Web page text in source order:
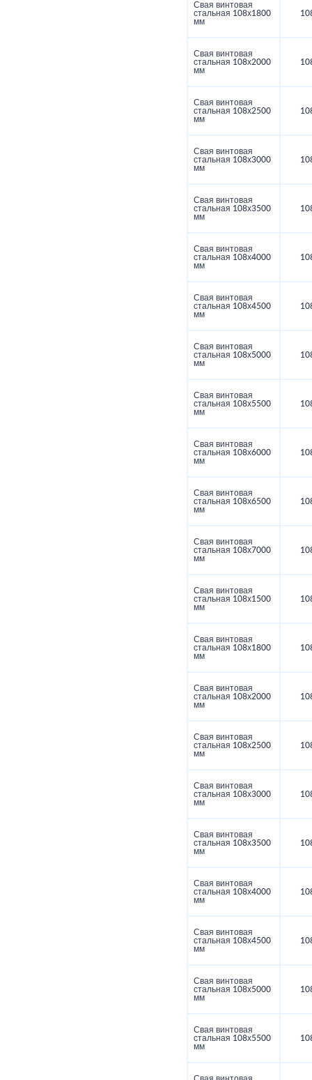
Свая винтовая
стальная 108х1800
мм
Свая винтовая
стальная 108х2000
мм
Свая винтовая
стальная 108х2500
мм
Свая винтовая
стальная 108х3000
мм
Свая винтовая
стальная 108х3500
мм
Свая винтовая
стальная 108х4000
мм
Свая винтовая
стальная 108х4500
мм
Свая винтовая
стальная 108х5000
мм
Свая винтовая
стальная 108х5500
мм
Свая винтовая
стальная 108х6000
мм
Свая винтовая
стальная 108х6500
мм
Свая винтовая
стальная 108х7000
мм
Свая винтовая
стальная 108х1500
мм
Свая винтовая
стальная 108х1800
мм
Свая винтовая
стальная 108х2000
мм
Свая винтовая
стальная 108х2500
мм
Свая винтовая
стальная 108х3000
мм
Свая винтовая
стальная 108х3500
мм
Свая винтовая
стальная 108х4000
мм
Свая винтовая
стальная 108х4500
мм
Свая винтовая
стальная 108х5000
мм
Свая винтовая
стальная 108х5500
мм